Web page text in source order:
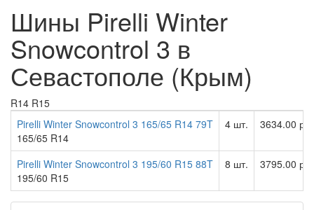
Шины Pirelli Winter
Snowcontrol 3 в
Севастополе (Крым)
R14 R15
Pirelli Winter Snowcontrol 3 165/65 R14 79T
165/65 R14
4 шт. 3634.00
Pirelli Winter Snowcontrol 3 195/60 R15 88T
195/60 R15
8 шт. 3795.00